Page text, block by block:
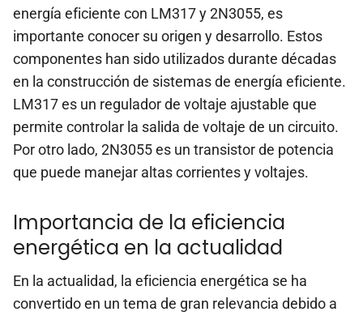
energía eficiente con LM317 y 2N3055, es
importante conocer su origen y desarrollo. Estos
componentes han sido utilizados durante décadas
en la construcción de sistemas de energía eficiente.
LM317 es un regulador de voltaje ajustable que
permite controlar la salida de voltaje de un circuito.
Por otro lado, 2N3055 es un transistor de potencia
que puede manejar altas corrientes y voltajes.
Importancia de la eficiencia
energética en la actualidad
En la actualidad, la eficiencia energética se ha
convertido en un tema de gran relevancia debido a